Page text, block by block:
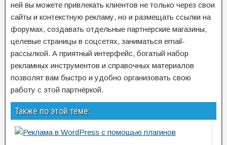
ней вы можете привлекать клиентов не только через свои
сайты и контекстную рекламу, но и размещать ссылки на
форумах, создавать отдельные партнерские магазины,
целевые страницы в соцсетях, заниматься email-
рассылкой. А приятный интерфейс, богатый набор
рекламных инструментов и справочных материалов
позволят вам быстро и удобно организовать свою
работу с этой партнёркой.
Также по этой теме: